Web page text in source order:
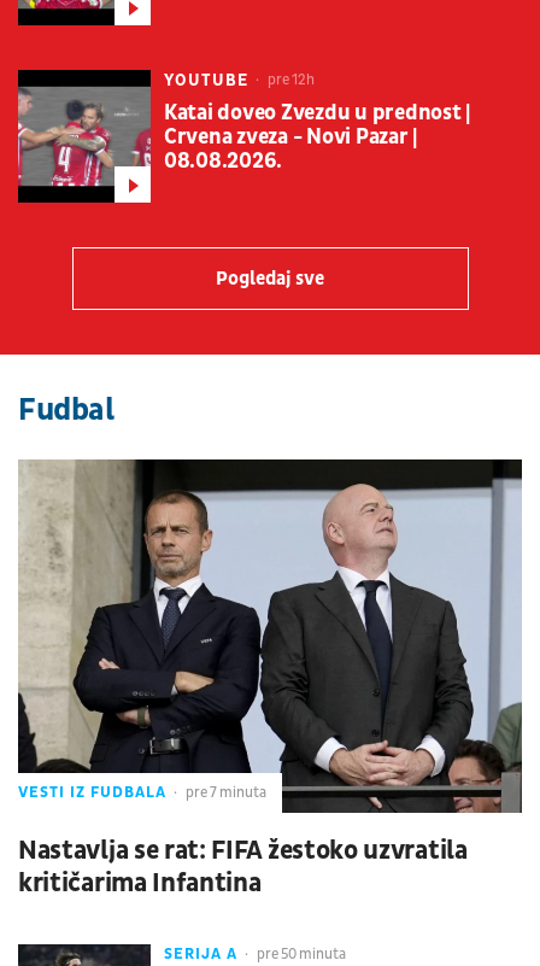
YOUTUBE pre 12h
Katai doveo Zvezdu u prednost |
Crvena zveza - Novi Pazar |
08.08.2026.
Pogledaj sve
Fudbal
VESTI IZ FUDBALA pre 7 minuta
Nastavlja se rat: FIFA žestoko uzvratila
kritičarima Infantina
SERIJA A pre 50 minuta